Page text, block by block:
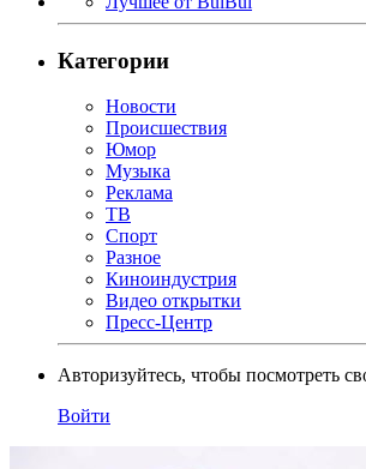
Категории
Новости
Происшествия
Юмор
Музыка
Реклама
ТВ
Спорт
Разное
Киноиндустрия
Видео открытки
Пресс-Центр
Авторизуйтесь, чтобы посмотреть
Войти